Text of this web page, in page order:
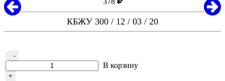
КБЖУ 300 / 12 / 03 / 20
-
+
В корзину